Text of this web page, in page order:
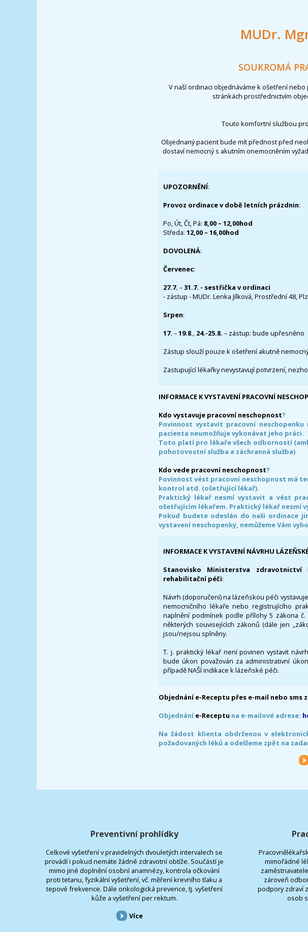
MUDr.
SOUKROMÁ
V naší ordinaci objednáváme k ošetření
stránkách prostřednictvím
Touto komfortní službou
Objednaný pacient bude mít přednost před
dostaví nemocný s akutním onemocněním
UPOZORNĚNÍ:
Provoz ordinace v době letních prázdnin:
Po, Út, Čt, Pá: 8,00 – 12,00hod
Středa: 12,00 – 16,00hod
DOVOLENÁ:
Červenec:
27.7. –31.7. - sestřička v ordinaci
- zástup - MUDr. Lenka Jílková, Prostřední 48,
Srpen:
17. –19.8., 24.-25.8. – zástup: bude upřesněno
Zástup slouží pouze k ošetření akutně
Zastupující lékařky nevystavují potvrzení,
INFORMACE K VYSTAVENÍ PRACOVNÍ
Kdo vystavuje pracovní neschopnost?
Povinnost vystavit pracovní
pacienta neumožňuje vykonávat jeho práci.
Toto platí pro lékaře všech odborností
pohotovostní služba a záchranná služba)
Kdo vede pracovní neschopnost?
Povinnost vést pracovní neschopnost má
kontrol atd. (ošetřující lékař).
Praktický lékař nesmí vystavit a vést
ošetřujícím lékařem. Praktický lékař nesmí
Pokud budete odeslán do naši ordinace
vystavení neschopenky, nemůžeme Vám
INFORMACE K VYSTAVENÍ NÁVRHU
Stanovisko Ministerstva
rehabilitační péči:
Návrh (doporučení) na lázeňskou péči
nemocničního lékaře nebo registrujícího
naplnění podmínek podle přílohy 5 zákona
některých souvisejících zákonů (dále jen
jsou/nejsou splněny.
T. j. praktický lékař není povinen vystavit
bude úkon považován za administrativní
případě NAŠÍ indikace k lázeňské péči.
Objednání e-Receptu přes e-mail nebo sms
Objednáníe-Receptu na e-mailové adrese:
Na žádost klienta obdrženou v
požadovaných léků a odešleme zpět na
Preventivní prohlídky
Celkové vyšetření v pravidelných dvouletých intervalech se
provádí i pokud nemáte žádné zdravotní obtíže. Součástí je
mimo jiné doplnění osobní anamnézy, kontrola očkování
proti tetanu, fyzikální vyšetření, vč. měření krevního tlaku a
tepové frekvence. Dále onkologická prevence, tj. vyšetření
kůže a vyšetření per rektum.
Více
mimořádné
zároveň
podpory zdraví
osob